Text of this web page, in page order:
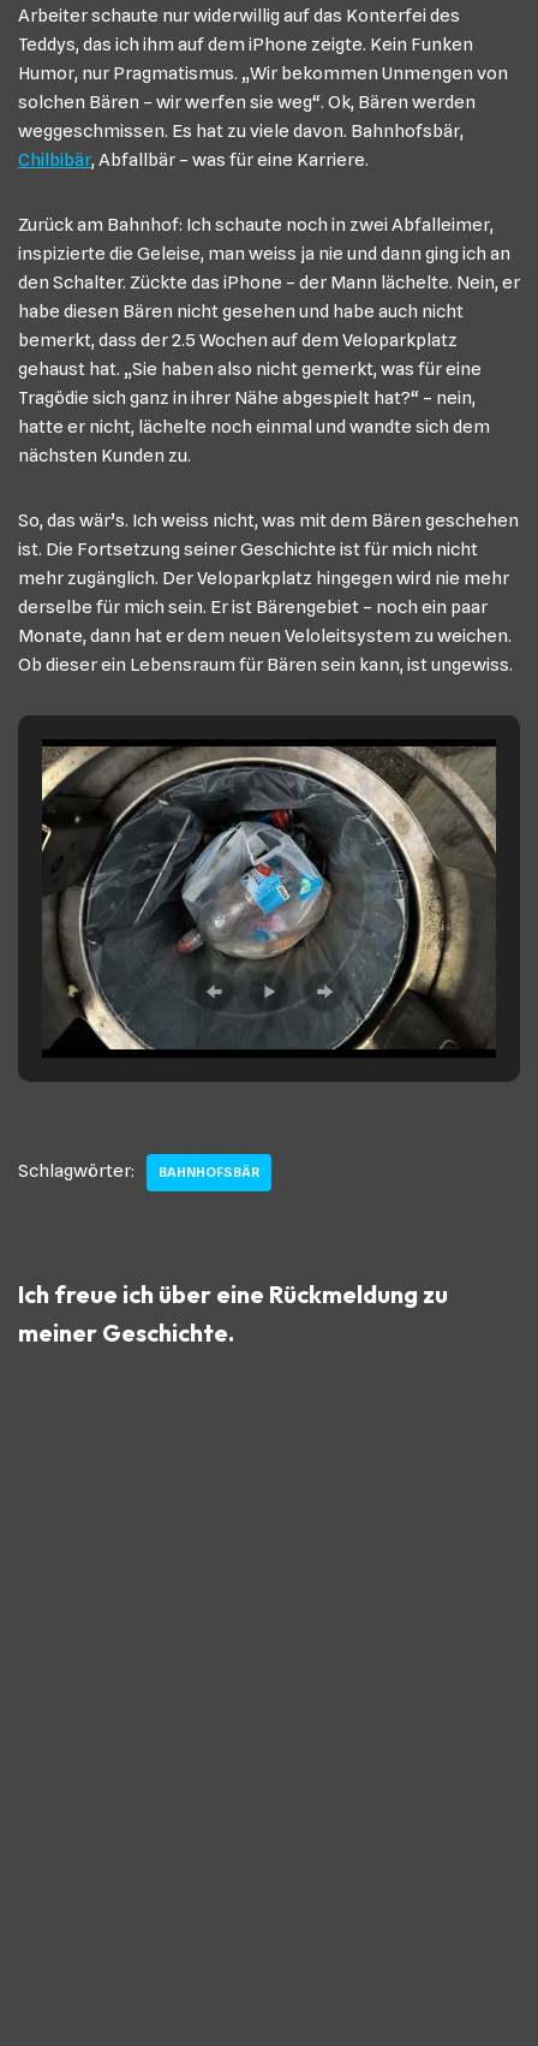
Arbeiter schaute nur widerwillig auf das Konterfei des
Teddys, das ich ihm auf dem iPhone zeigte. Kein Funken
Humor, nur Pragmatismus. „Wir bekommen Unmengen von
solchen Bären – wir werfen sie weg“. Ok, Bären werden
weggeschmissen. Es hat zu viele davon. Bahnhofsbär,
Chilbibär, Abfallbär – was für eine Karriere.
Zurück am Bahnhof: Ich schaute noch in zwei Abfalleimer,
inspizierte die Geleise, man weiss ja nie und dann ging ich an
den Schalter. Zückte das iPhone – der Mann lächelte. Nein, er
habe diesen Bären nicht gesehen und habe auch nicht
bemerkt, dass der 2.5 Wochen auf dem Veloparkplatz
gehaust hat. „Sie haben also nicht gemerkt, was für eine
Tragödie sich ganz in ihrer Nähe abgespielt hat?“ – nein,
hatte er nicht, lächelte noch einmal und wandte sich dem
nächsten Kunden zu.
So, das wär’s. Ich weiss nicht, was mit dem Bären geschehen
ist. Die Fortsetzung seiner Geschichte ist für mich nicht
mehr zugänglich. Der Veloparkplatz hingegen wird nie mehr
derselbe für mich sein. Er ist Bärengebiet – noch ein paar
Monate, dann hat er dem neuen Veloleitsystem zu weichen.
Ob dieser ein Lebensraum für Bären sein kann, ist ungewiss.
Schlagwörter: BAHNHOFSBÄR
Ich freue ich über eine Rückmeldung zu
meiner Geschichte.